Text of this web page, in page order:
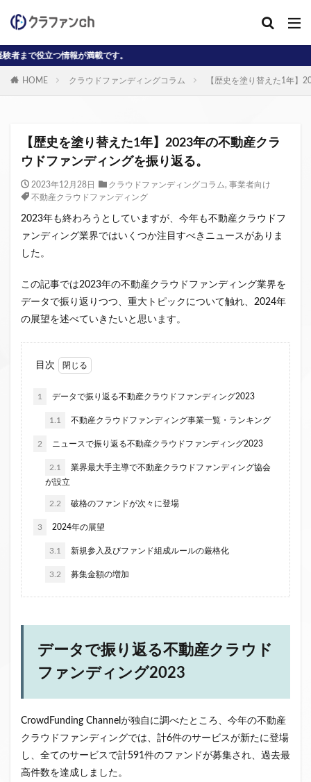
報が満載です。
HOME クラウドファンディングコラム 【歴史を塗り替えた1年】
【歴史を塗り替えた1年】2023年の不動産クラ
ウドファンディングを振り返る。
2023年12月28日 クラウドファンディングコラム, 事業者向け
不動産クラウドファンディング
2023年も終わろうとしていますが、今年も不動産クラウドフ
ァンディング業界ではいくつか注目すべきニュースがありま
した。
この記事では2023年の不動産クラウドファンディング業界を
データで振り返りつつ、重大トピックについて触れ、2024年
の展望を述べていきたいと思います。
目次
1 データで振り返る不動産クラウドファンディング2023
1.1 不動産クラウドファンディング事業一覧・ランキング
2 ニュースで振り返る不動産クラウドファンディング2023
2.1
業界最大手主導で不動産クラウドファンディング協会
が設立
2.2 破格のファンドが次々に登場
3 2024年の展望
3.1 新規参入及びファンド組成ルールの厳格化
3.2 募集金額の増加
データで振り返る不動産クラウド
ファンディング2023
CrowdFunding Channelが独自に調べたところ、今年の不動産
クラウドファンディングでは、計6件のサービスが新たに登場
し、全てのサービスで計591件のファンドが募集され、過去最
高件数を達成しました。
カテゴリー
AD J-reit reit インタビュー動画
クラウドファンディングコラム
クラウファンディングコラム
デジタル証券 ニュース
不動産クラウドファンディング・オブ・ザ・イヤー
不動産クラウドファンディング協会 不特法
投資家向け 用語解説 系統用蓄電池
クラウドファンディング事業
クラウドファンディング新規参入
小規模不動産特定共同事業 事業者一覧
システム導入
不動産特定共同事業法 非投資型クラウドファンディング
グローシップ・パートナーズ CrowdShip Funding
キャンペーン
ファンド型クラウドファンディング 法律理解
ソーシャルレンディング
サービス一覧 インタビュー サービス提供開始
投資型クラウドファンディング システム提供開始
運用実績 イベント出展 セキュリティトークン
日本不動産クラウドファンディング協会
検索